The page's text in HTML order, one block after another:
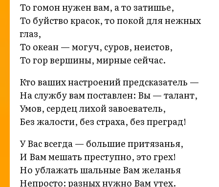
То гомон нужен вам, а то затишье,
То буйство красок, то покой для нежных
глаз,
То океан — могуч, суров, неистов,
То гор вершины, мирные сейчас.
Кто ваших настроений предсказатель —
На службу вам поставлен: Вы — талант,
Умов, сердец лихой завоеватель,
Без жалости, без страха, без преград!
У Вас всегда — большие притязанья,
И Вам мешать преступно, это грех!
Но ублажать шальные Вам желанья
Непросто: разных нужно Вам утех.